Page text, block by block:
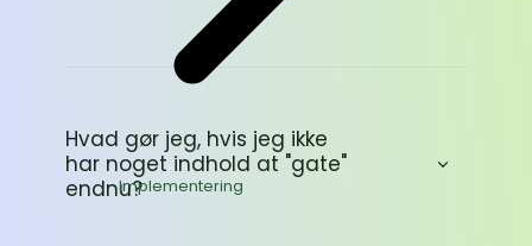
Implementering
Hvad gør jeg, hvis jeg ikke
har noget indhold at "gate"
endnu?